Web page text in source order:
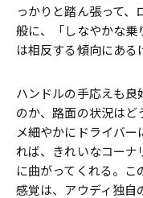
っかりと踏ん張って
般に、「しなやかな乗
は相反する傾向にある
ハンドルの手応えも良
のか、路面の状況はど
メ細やかにドライバ
れば、きれいなコーナ
に曲がってくれる。こ
感覚は、アウディ独自